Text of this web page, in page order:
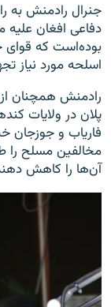
جنرال رادمنش به
دفاعی افغان علیه
بوده‌است که قوای
اسلحه مورد نیاز
رادمنش همچنان
پلان در ولایات
فاریاب و جوزجان
مخالفین مسلح را
آن‌ها را کاهش